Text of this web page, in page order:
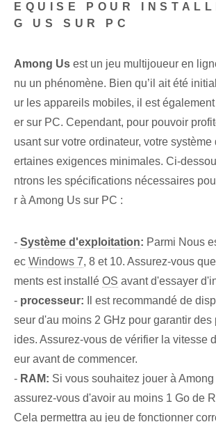
EQUISE POUR
G US SUR PC
Among Us est un jeu multijoueur en
nu un phénomène. Bien qu’il ait été
ur les appareils mobiles, il est également
er sur PC. Cependant, pour pouvoir
usant sur votre ordinateur, votre
ertaines exigences minimales. Ci-
ntrons les spécifications nécessaires
r à Among Us‌ sur PC :
- Système d'exploitation: Parmi ‍Nous⁣
ec Windows 7, 8 et 10. Assurez-vous
ments est installé OS avant d'essayer
-⁣ processeur: Il est recommandé de
seur d'au moins 2⁤ GHz pour garantir des
ides. Assurez-vous de vérifier la vitesse
eur avant de commencer.
- RAM: Si vous souhaitez jouer à
assurez-vous d'avoir au moins 1 Go de
Cela permettra au jeu de fonctionner